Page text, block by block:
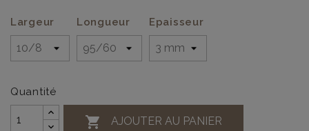
Largeur Longueur Epaisseur
Quantité
 AJOUTER AU PANIER